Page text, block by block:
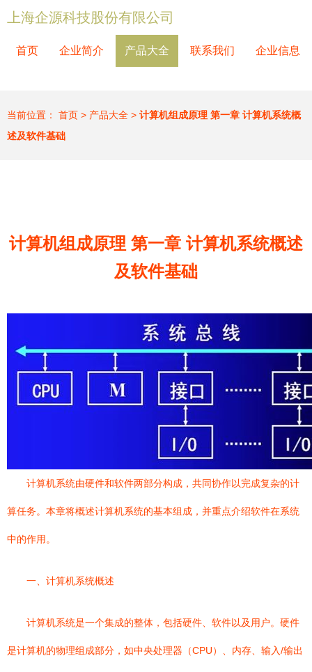
上海企源科技股份有限公司
首页 企业简介 产品大全 联系我们 企业信息
当前位置： 首页 > 产品大全 > 计算机组成原理 第一章 计算机系统概
述及软件基础
计算机组成原理 第一章 计算机系统概述
及软件基础
计算机系统由硬件和软件两部分构成，共同协作以完成复杂的计
算任务。本章将概述计算机系统的基本组成，并重点介绍软件在系统
中的作用。
一、计算机系统概述
计算机系统是一个集成的整体，包括硬件、软件以及用户。硬件
是计算机的物理组成部分，如中央处理器（CPU）、内存、输入/输出